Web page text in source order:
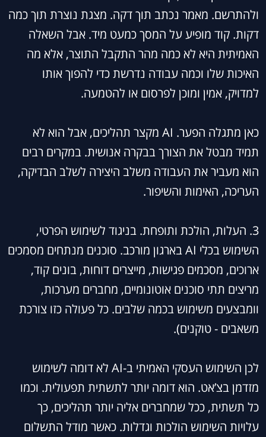
ולהתרשם. מאמר נכתב תוך דקה. מצגת נוצרת תוך כמה
דקות. קוד מופיע על המסך כמעט מיד. אבל השאלה
האמיתית היא לא כמה מהר התקבל התוצר, אלא מה
האיכות שלו וכמה עבודה נדרשת כדי להפוך אותו
למדויק, אמין ומוכן לפרסום או להטמעה.
כאן מתגלה הפער. AI מקצר תהליכים, אבל הוא לא
תמיד מבטל את הצורך בבקרה אנושית. במקרים רבים
הוא מעביר את העבודה משלב היצירה לשלב הבדיקה,
העריכה, האימות והשיפור.
3. העלות, הולכת ותופחת. בניגוד לשימוש הפרטי,
השימוש בכלי AI בארגון מורכב. סוכנים מנתחים מסמכים
ארוכים, מסכמים פגישות, מייצרים דוחות, בונים קוד,
מריצים תתי סוכנים אוטונומיים, מחברים מערכות,
וומבצעים משימוש בכמה שלבים. כל פעולה כזו צורכת
משאבים - טוקנים).
לכן השימוש העסקי האמיתי ב-AI לא דומה לשימוש
מזדמן בצ’אט. הוא דומה יותר לתשתית תפעולית. וכמו
כל תשתית, ככל שמחברים אליה יותר תהליכים, כך
עלויות השימוש הולכות וגדלות. כאשר מודל התשלום